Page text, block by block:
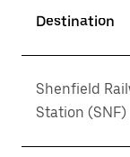
Destination
Shenfield
Station (SNF)